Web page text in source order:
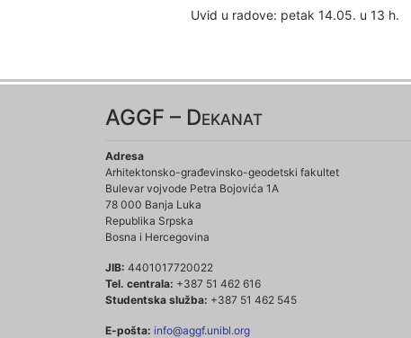
Uvid u radove: petak 14.05. u 13 h.
AGGF – Dekanat
Adresa
Arhitektonsko-građevinsko-geodetski fakultet
Bulevar vojvode Petra Bojovića 1A
78 000 Banja Luka
Republika Srpska
Bosna i Hercegovina
JIB: 4401017720022
Tel. centrala: +387 51 462 616
Studentska služba: +387 51 462 545
E-pošta: info@aggf.unibl.org